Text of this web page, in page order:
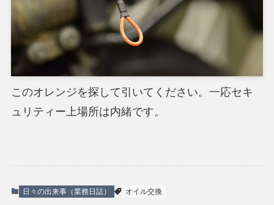
このオレンジを探して引いてください。一応セキ
ュリティー上場所は内緒です。
日々の出来事（業務日誌） オイル交換